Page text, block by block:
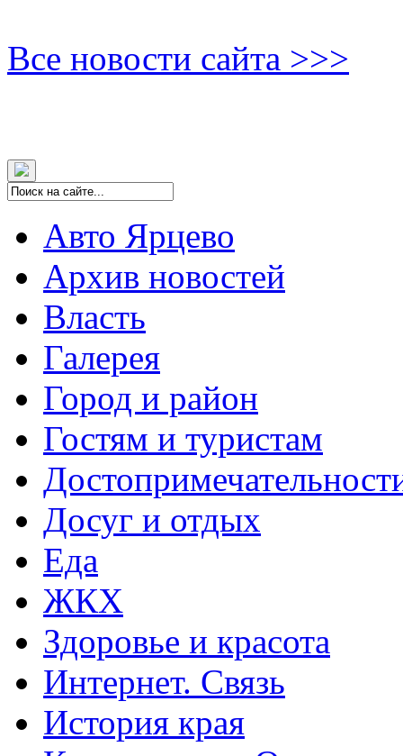
Все новости сайта >>>
Авто Ярцево
Архив новостей
Власть
Галерея
Город и район
Гостям и туристам
Досуг и отдых
Еда
ЖКХ
Здоровье и красота
Интернет. Связь
История края